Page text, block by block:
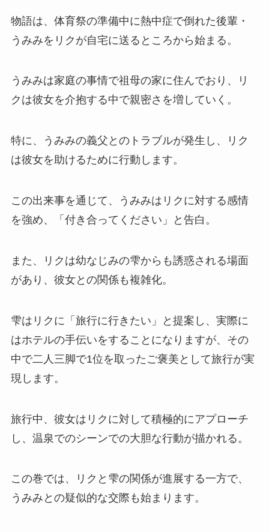
物語は、体育祭の準備中に熱中症で倒れた後輩・
うみみをリクが自宅に送るところから始まる。
うみみは家庭の事情で祖母の家に住んでおり、リ
クは彼女を介抱する中で親密さを増していく。
特に、うみみの義父とのトラブルが発生し、リク
は彼女を助けるために行動します。
この出来事を通じて、うみみはリクに対する感情
を強め、「付き合ってください」と告白。
また、リクは幼なじみの雫からも誘惑される場面
があり、彼女との関係も複雑化。
雫はリクに「旅行に行きたい」と提案し、実際に
はホテルの手伝いをすることになりますが、その
中で二人三脚で1位を取ったご褒美として旅行が実
現します。
旅行中、彼女はリクに対して積極的にアプローチ
し、温泉でのシーンでの大胆な行動が描かれる。
この巻では、リクと雫の関係が進展する一方で、
うみみとの疑似的な交際も始まります。